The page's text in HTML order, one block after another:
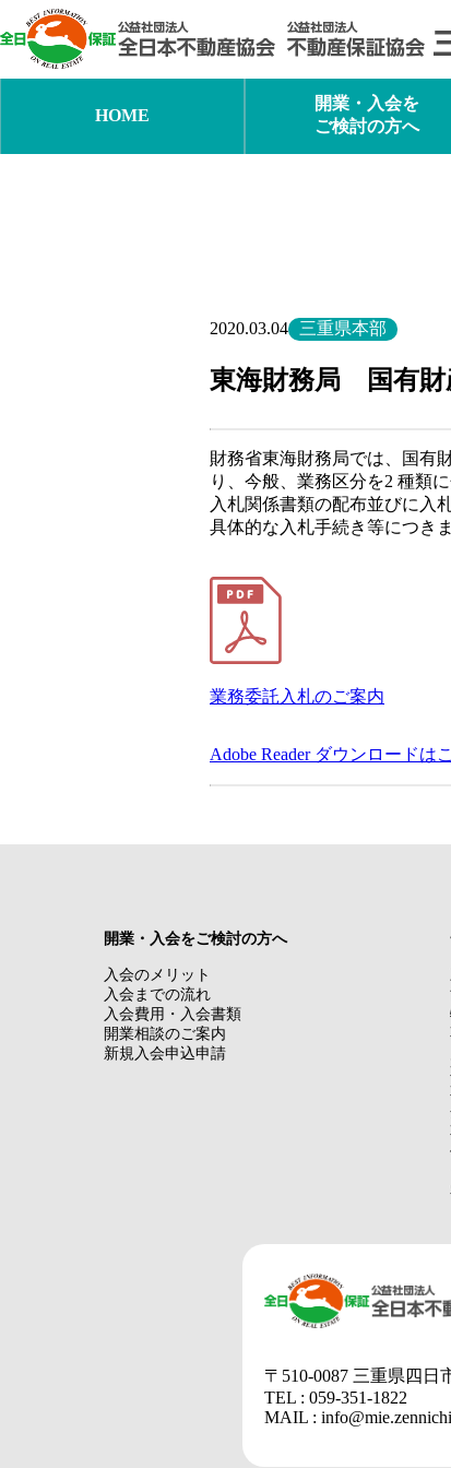
容
ス
HOME
開業・入会を
ご検討の方へ
2020.03.04 三重県本部
東海財務局 国有財
財務省東海財務局では、国有
り、今般、業務区分を2 種類
入札関係書類の配布並びに入
具体的な入札手続き等につき
業務委託入札のご案内
Adobe Reader ダウンロードは
開業・入会をご検討の方へ
入会のメリット
入会までの流れ
入会費用・入会書類
開業相談のご案内
新規入会申込申請
〒510-0087 三重県四日
TEL : 059-351-1822
MAIL :